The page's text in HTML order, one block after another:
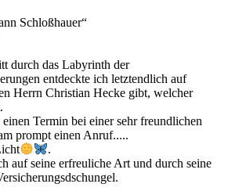
durch das Labyrinth der
entdeckte ich letztendlich auf
Herrn Christian Hecke gibt, welcher
Termin bei einer sehr freundlichen
prompt einen Anruf.....
.
auf seine erfreuliche Art und durch seine